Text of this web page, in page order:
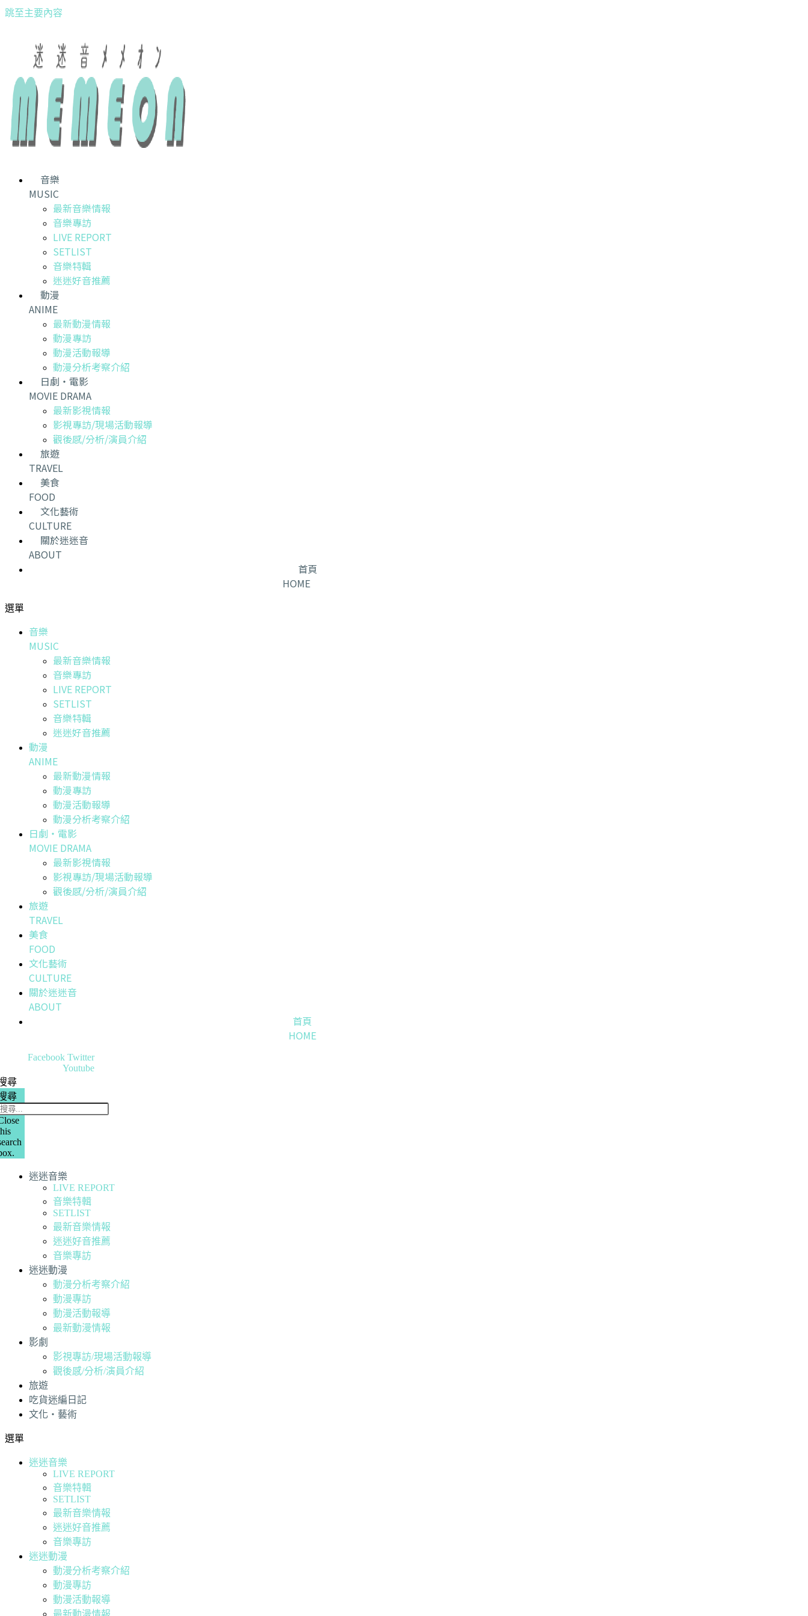
跳至主要內容
音樂
MUSIC
最新音樂情報
音樂專訪
LIVE REPORT
SETLIST
音樂特輯
迷迷好音推薦
動漫
ANIME
最新動漫情報
動漫專訪
動漫活動報導
動漫分析考察介紹
日劇・電影
MOVIE DRAMA
最新影視情報
影視專訪/現場活動報導
觀後感/分析/演員介紹
旅遊
TRAVEL
美食
FOOD
文化藝術
CULTURE
關於迷迷音
ABOUT
首頁
HOME
選單
音樂
MUSIC
最新音樂情報
音樂專訪
LIVE REPORT
SETLIST
音樂特輯
迷迷好音推薦
動漫
ANIME
最新動漫情報
動漫專訪
動漫活動報導
動漫分析考察介紹
日劇・電影
MOVIE DRAMA
最新影視情報
影視專訪/現場活動報導
觀後感/分析/演員介紹
旅遊
TRAVEL
美食
FOOD
文化藝術
CULTURE
關於迷迷音
ABOUT
首頁
HOME
Facebook Twitter
Youtube
尋
尋
迷迷音樂
LIVE REPORT
音樂特輯
SETLIST
最新音樂情報
迷迷好音推薦
音樂專訪
迷迷動漫
動漫分析考察介紹
動漫專訪
動漫活動報導
最新動漫情報
影劇
影視專訪/現場活動報導
觀後感/分析/演員介紹
旅遊
吃貨迷編日記
文化・藝術
選單
迷迷音樂
LIVE REPORT
音樂特輯
SETLIST
最新音樂情報
迷迷好音推薦
音樂專訪
迷迷動漫
動漫分析考察介紹
動漫專訪
動漫活動報導
最新動漫情報